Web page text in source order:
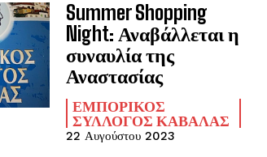
Summer Shopping
Night: Αναβάλλεται η
συναυλία της
Αναστασίας
ΕΜΠΟΡΙΚΌΣ
ΣΎΛΛΟΓΟΣ ΚΑΒΆΛΑΣ
22 Αυγούστου 2023